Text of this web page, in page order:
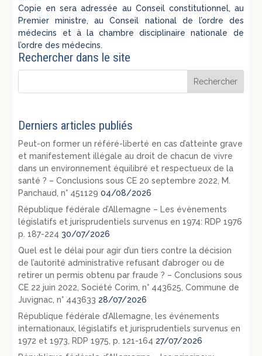
Copie en sera adressée au Conseil constitutionnel, au
Premier ministre, au Conseil national de l’ordre des
médecins et à la chambre disciplinaire nationale de
l’ordre des médecins.
Rechercher dans le site
Derniers articles publiés
Peut-on former un référé-liberté en cas d’atteinte grave
et manifestement illégale au droit de chacun de vivre
dans un environnement équilibré et respectueux de la
santé ? – Conclusions sous CE 20 septembre 2022, M.
Panchaud, n° 451129 04/08/2026
République fédérale d’Allemagne – Les évènements
législatifs et jurisprudentiels survenus en 1974: RDP 1976
p. 187-224 30/07/2026
Quel est le délai pour agir d’un tiers contre la décision
de l’autorité administrative refusant d’abroger ou de
retirer un permis obtenu par fraude ? – Conclusions sous
CE 22 juin 2022, Société Corim, n° 443625, Commune de
Juvignac, n° 443633 28/07/2026
République fédérale d’Allemagne, les événements
internationaux, législatifs et jurisprudentiels survenus en
1972 et 1973, RDP 1975, p. 121-164 27/07/2026